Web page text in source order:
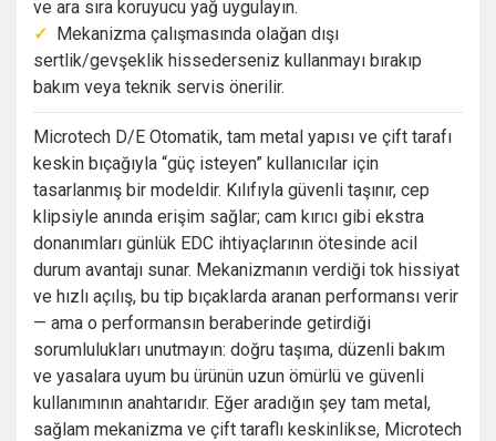
ve ara sıra koruyucu yağ uygulayın.
✓ Mekanizma çalışmasında olağan dışı
sertlik/gevşeklik hissederseniz kullanmayı bırakıp
bakım veya teknik servis önerilir.
Microtech D/E Otomatik, tam metal yapısı ve çift tarafı
keskin bıçağıyla “güç isteyen” kullanıcılar için
tasarlanmış bir modeldir. Kılıfıyla güvenli taşınır, cep
klipsiyle anında erişim sağlar; cam kırıcı gibi ekstra
donanımları günlük EDC ihtiyaçlarının ötesinde acil
durum avantajı sunar. Mekanizmanın verdiği tok hissiyat
ve hızlı açılış, bu tip bıçaklarda aranan performansı verir
— ama o performansın beraberinde getirdiği
sorumlulukları unutmayın: doğru taşıma, düzenli bakım
ve yasalara uyum bu ürünün uzun ömürlü ve güvenli
kullanımının anahtarıdır. Eğer aradığın şey tam metal,
sağlam mekanizma ve çift taraflı keskinlikse, Microtech